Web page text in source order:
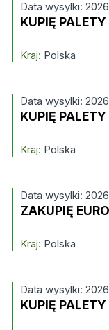
Data wysylki:
KUPIĘ
Kraj: Polska
Data wysylki:
KUPIĘ
Kraj: Polska
Data wysylki:
ZAKUPIĘ
Kraj: Polska
Data wysylki:
KUPIĘ